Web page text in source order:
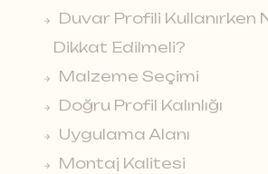
Duvar Profili Kullanırken
Dikkat Edilmeli?
Malzeme Seçimi
Doğru Profil Kalınlığı
Uygulama Alanı
Montaj Kalitesi